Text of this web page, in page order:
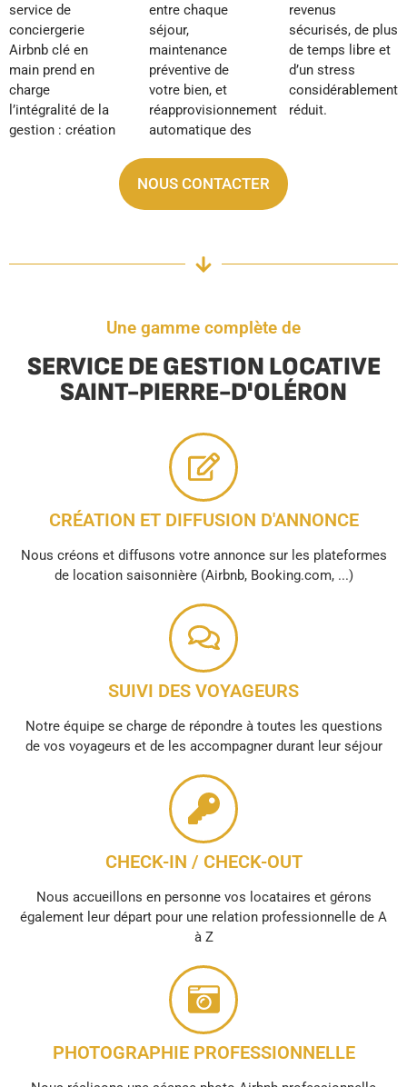
service de
conciergerie
Airbnb clé en
main prend en
charge
l’intégralité de la
gestion : création
entre chaque
séjour,
maintenance
préventive de
votre bien, et
réapprovisionnement
automatique des
revenus
sécurisés, de plus
de temps libre et
d’un stress
considérablement
réduit.
NOUS CONTACTER
Une gamme complète de
SERVICE DE GESTION LOCATIVE
SAINT-PIERRE-D'OLÉRON
CRÉATION ET DIFFUSION D'ANNONCE
Nous créons et diffusons votre annonce sur les plateformes
de location saisonnière (Airbnb, Booking.com, ...)
SUIVI DES VOYAGEURS
Notre équipe se charge de répondre à toutes les questions
de vos voyageurs et de les accompagner durant leur séjour
CHECK-IN / CHECK-OUT
Nous accueillons en personne vos locataires et gérons
également leur départ pour une relation professionnelle de A
à Z
PHOTOGRAPHIE PROFESSIONNELLE